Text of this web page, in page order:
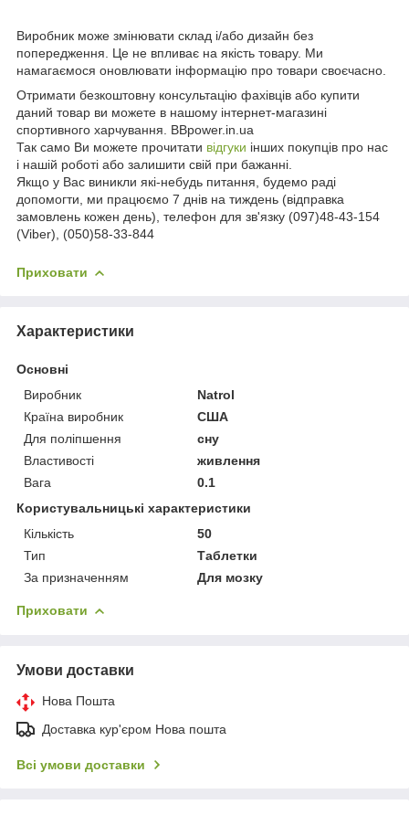
Виробник може змінювати склад і/або дизайн без
попередження. Це не впливає на якість товару. Ми
намагаємося оновлювати інформацію про товари своєчасно.
Отримати безкоштовну консультацію фахівців або купити
даний товар ви можете в нашому інтернет-магазині
спортивного харчування. BBpower.in.ua
Так само Ви можете прочитати відгуки інших покупців про нас
і нашій роботі або залишити свій при бажанні.
Якщо у Вас виникли які-небудь питання, будемо раді
допомогти, ми працюємо 7 днів на тиждень (відправка
замовлень кожен день), телефон для зв'язку (097)48-43-154
(Viber), (050)58-33-844
Приховати
Характеристики
Основні
Виробник
Natrol
Країна виробник
США
Для поліпшення
сну
Властивості
живлення
Вага
0.1
Користувальницькі характеристики
Кількість
50
Тип
Таблетки
За призначенням
Для мозку
Приховати
Умови доставки
Нова Пошта
Доставка кур'єром Нова пошта
Всі умови доставки